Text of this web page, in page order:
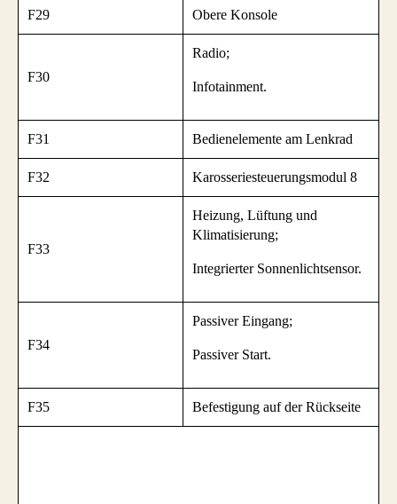
F29 Obere Konsole
F30
Radio;
Infotainment.
F31 Bedienelemente am Lenkrad
F32 Karosseriesteuerungsmodul 8
F33
Heizung, Lüftung und
Klimatisierung;
Integrierter Sonnenlichtsensor.
F34
Passiver Eingang;
Passiver Start.
F35 Befestigung auf der Rückseite